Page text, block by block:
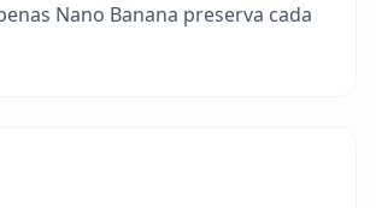
Nano Banana preserva cada